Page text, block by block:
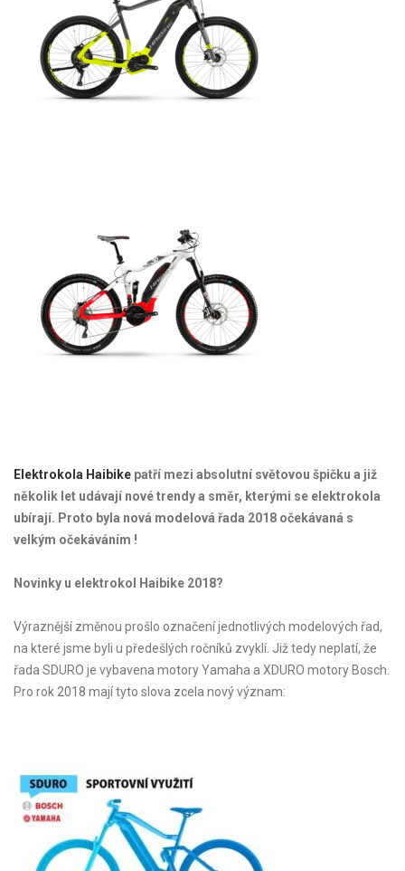
Elektrokola Haibike patří mezi absolutní světovou špičku a již
několik let udávají nové trendy a směr, kterými se elektrokola
ubírají. Proto byla nová modelová řada 2018 očekávaná s
velkým očekáváním !
Novinky u elektrokol Haibike 2018?
Výraznější změnou prošlo označení jednotlivých modelových řad,
na které jsme byli u předešlých ročníků zvyklí. Již tedy neplatí, že
řada SDURO je vybavena motory Yamaha a XDURO motory Bosch.
Pro rok 2018 mají tyto slova zcela nový význam: